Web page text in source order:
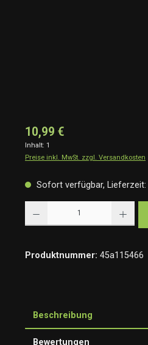
10,99 €
Inhalt: 1
Preise inkl. MwSt. zzgl. Versandkosten
Sofort verfügbar, Lieferzeit:
Produktnummer: 45a115466
Beschreibung
Bewertungen